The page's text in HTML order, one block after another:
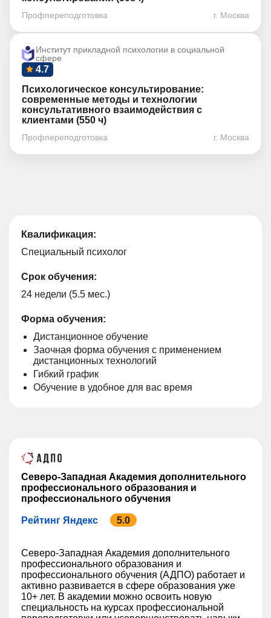
Профпереподготовка г. Москва
Институт прикладной психологии в социальной
сфере
4.7
Психологическое консультирование:
современные методы и технологии
консультативного взаимодействия с
клиентами (550 ч)
Профпереподготовка г. Москва
Квалификация:
Специальный психолог
Срок обучения:
24 недели (5.5 мес.)
Форма обучения:
Дистанционное обучение
Заочная форма обучения с применением
дистанционных технологий
Гибкий график
Обучение в удобное для вас время
Северо-Западная Академия дополнительного
профессионального образования и
профессионального обучения
Рейтинг Яндекс 5.0
Северо-Западная Академия дополнительного
профессионального образования и
профессионального обучения (АДПО) работает и
активно развивается в сфере образования уже
10+ лет. В академии можно освоить новую
специальность на курсах профессиональной